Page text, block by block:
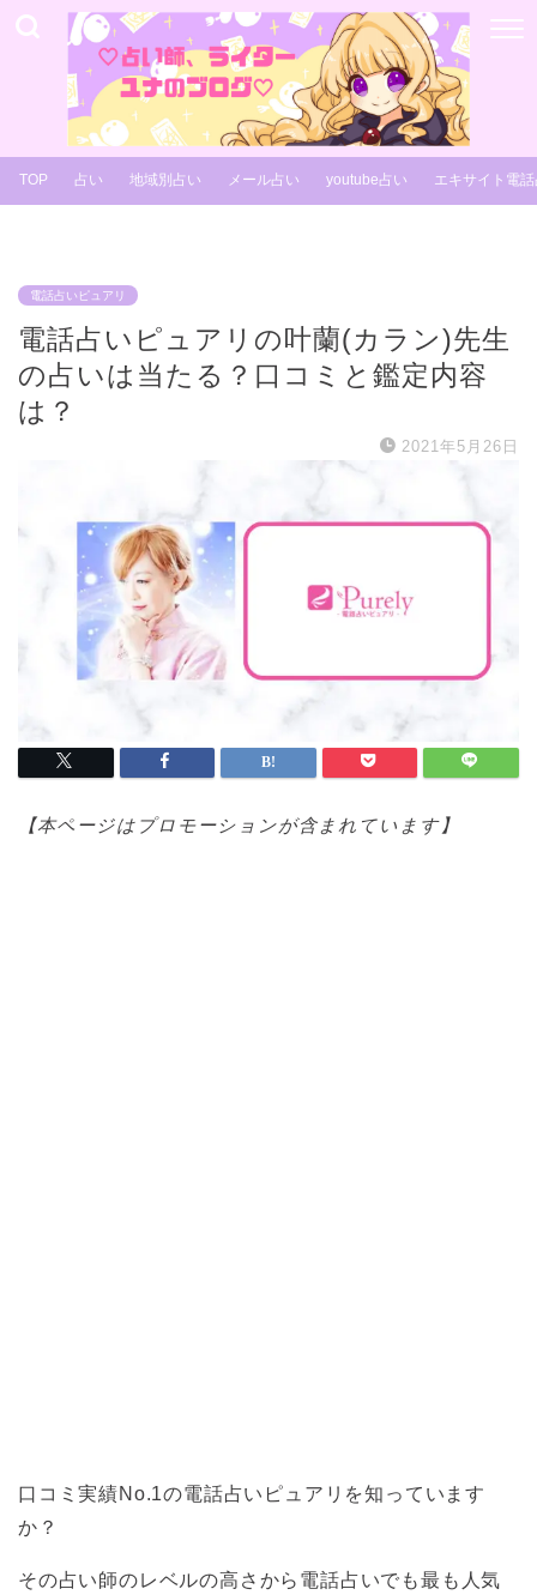
TOP 占い 地域別占い メール占い youtube占い エキサイト電
電話占いピュアリ
電話占いピュアリの叶蘭(カラン)先生
の占いは当たる？口コミと鑑定内容
は？
2021年5月26日
【本ページはプロモーションが含まれています】
口コミ実績No.1の電話占いピュアリを知っています
か？
その占い師のレベルの高さから電話占いでも最も人気